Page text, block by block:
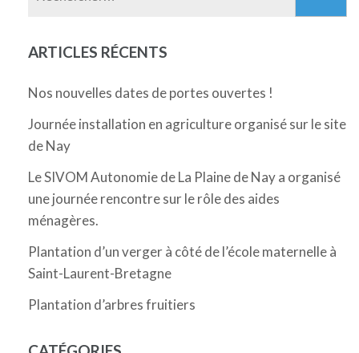
ARTICLES RÉCENTS
Nos nouvelles dates de portes ouvertes !
Journée installation en agriculture organisé sur le site
de Nay
Le SIVOM Autonomie de La Plaine de Nay a organisé
une journée rencontre sur le rôle des aides
ménagères.
Plantation d’un verger à côté de l’école maternelle à
Saint-Laurent-Bretagne
Plantation d’arbres fruitiers